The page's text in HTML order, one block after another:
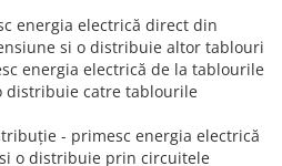
energia electrică direct din
si o distribuie altor tablouri
energia electrică de la tablourile
distribuie catre tablourile
- primesc energia electrică
o distribuie prin circuitele